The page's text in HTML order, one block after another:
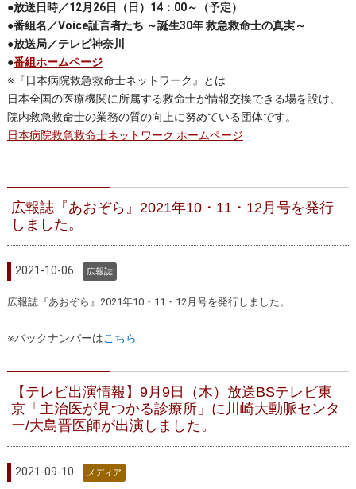
●放送日時／12月26日（日）14：00～（予定）
●番組名／Voice証言者たち ～誕生30年 救急救命士の真実～
●放送局／テレビ神奈川
●番組ホームページ
※『日本病院救急救命士ネットワーク』とは
日本全国の医療機関に所属する救命士が情報交換できる場を設け、
院内救急救命士の業務の質の向上に努めている団体です。
日本病院救急救命士ネットワーク ホームページ
広報誌『あおぞら』2021年10・11・12月号を発行
しました。
2021-10-06 広報誌
広報誌『あおぞら』2021年10・11・12月号を発行しました。
※バックナンバーはこちら
【テレビ出演情報】9月9日（木）放送BSテレビ東
京「主治医が見つかる診療所」に川崎大動脈センタ
ー/大島晋医師が出演しました。
2021-09-10 メディア